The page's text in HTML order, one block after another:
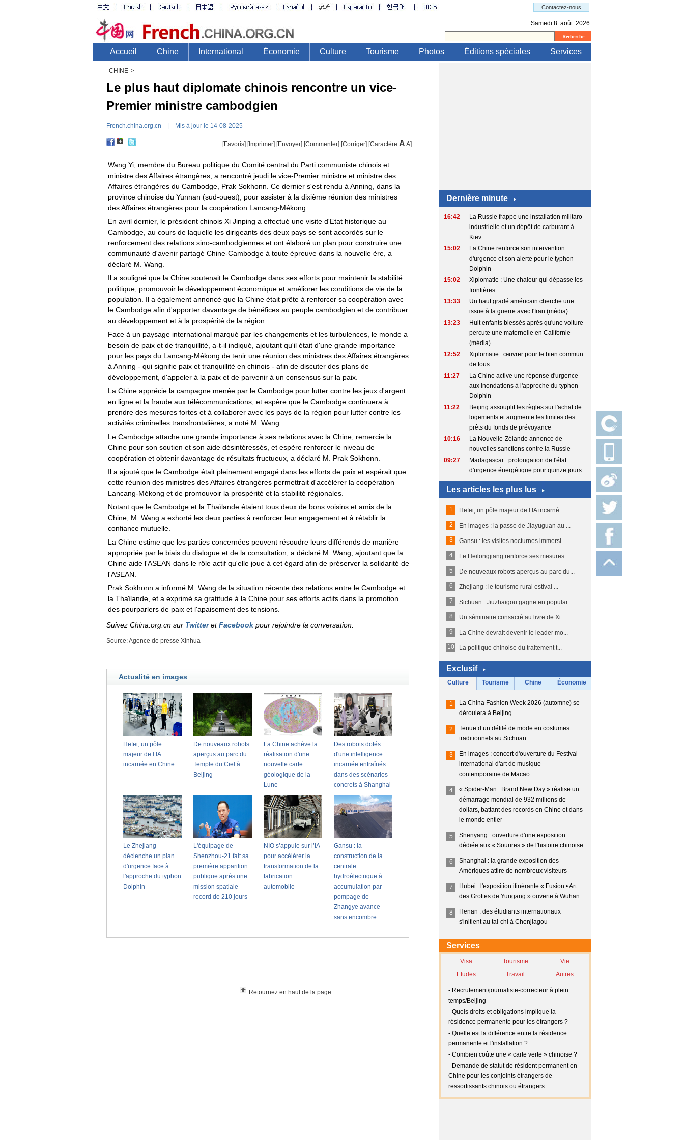
CHINE >
Le plus haut diplomate chinois rencontre un vice-
Premier ministre cambodgien
French.china.org.cn | Mis à jour le 14-08-2025
[Favoris] [Imprimer] [Envoyer] [Commenter] [Corriger] [Caractère:A A]
Wang Yi, membre du Bureau politique du Comité central du Parti communiste chinois et
ministre des Affaires étrangères, a rencontré jeudi le vice-Premier ministre et ministre des
Affaires étrangères du Cambodge, Prak Sokhonn. Ce dernier s'est rendu à Anning, dans la
province chinoise du Yunnan (sud-ouest), pour assister à la dixième réunion des ministres
des Affaires étrangères pour la coopération Lancang-Mékong.
En avril dernier, le président chinois Xi Jinping a effectué une visite d'Etat historique au
Cambodge, au cours de laquelle les dirigeants des deux pays se sont accordés sur le
renforcement des relations sino-cambodgiennes et ont élaboré un plan pour construire une
communauté d'avenir partagé Chine-Cambodge à toute épreuve dans la nouvelle ère, a
déclaré M. Wang.
Il a souligné que la Chine soutenait le Cambodge dans ses efforts pour maintenir la stabilité
politique, promouvoir le développement économique et améliorer les conditions de vie de la
population. Il a également annoncé que la Chine était prête à renforcer sa coopération avec
le Cambodge afin d'apporter davantage de bénéfices au peuple cambodgien et de contribuer
au développement et à la prospérité de la région.
Face à un paysage international marqué par les changements et les turbulences, le monde a
besoin de paix et de tranquillité, a-t-il indiqué, ajoutant qu'il était d'une grande importance
pour les pays du Lancang-Mékong de tenir une réunion des ministres des Affaires étrangères
à Anning - qui signifie paix et tranquillité en chinois - afin de discuter des plans de
développement, d'appeler à la paix et de parvenir à un consensus sur la paix.
La Chine apprécie la campagne menée par le Cambodge pour lutter contre les jeux d'argent
en ligne et la fraude aux télécommunications, et espère que le Cambodge continuera à
prendre des mesures fortes et à collaborer avec les pays de la région pour lutter contre les
activités criminelles transfrontalières, a noté M. Wang.
Le Cambodge attache une grande importance à ses relations avec la Chine, remercie la
Chine pour son soutien et son aide désintéressés, et espère renforcer le niveau de
coopération et obtenir davantage de résultats fructueux, a déclaré M. Prak Sokhonn.
Il a ajouté que le Cambodge était pleinement engagé dans les efforts de paix et espérait que
cette réunion des ministres des Affaires étrangères permettrait d'accélérer la coopération
Lancang-Mékong et de promouvoir la prospérité et la stabilité régionales.
Notant que le Cambodge et la Thaïlande étaient tous deux de bons voisins et amis de la
Chine, M. Wang a exhorté les deux parties à renforcer leur engagement et à rétablir la
confiance mutuelle.
La Chine estime que les parties concernées peuvent résoudre leurs différends de manière
appropriée par le biais du dialogue et de la consultation, a déclaré M. Wang, ajoutant que la
Chine aide l'ASEAN dans le rôle actif qu'elle joue à cet égard afin de préserver la solidarité de
l'ASEAN.
Prak Sokhonn a informé M. Wang de la situation récente des relations entre le Cambodge et
la Thaïlande, et a exprimé sa gratitude à la Chine pour ses efforts actifs dans la promotion
des pourparlers de paix et l'apaisement des tensions.
Suivez China.org.cn sur Twitter etFacebook pour rejoindre la conversation.
Source: Agence de presse Xinhua
Retournez en haut de la page